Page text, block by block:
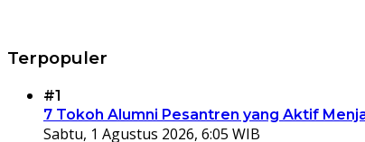
Terpopuler
#1
7 Tokoh Alumni Pesantren yang Aktif
Sabtu, 1 Agustus 2026, 6:05 WIB